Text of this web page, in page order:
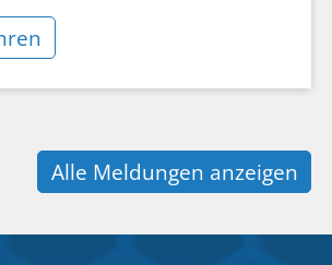
Alle Meldungen anzeigen